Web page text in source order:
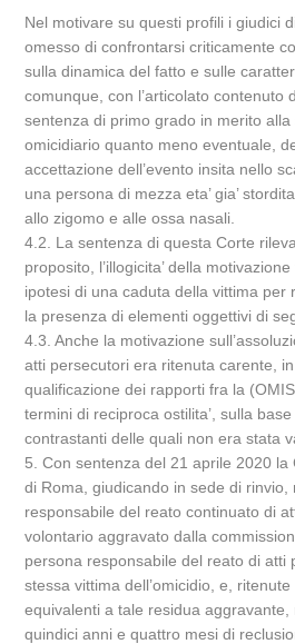
Nel motivare su questi profili i giudici
omesso di confrontarsi criticamente
sulla dinamica del fatto e sulle
comunque, con l’articolato contenuto
sentenza di primo grado in merito
omicidiario quanto meno eventuale,
accettazione dell’evento insita nello
una persona di mezza eta’ gia’
allo zigomo e alle ossa nasali.
4.2. La sentenza di questa Corte
proposito, l’illogicita’ della
ipotesi di una caduta della vittima per
la presenza di elementi oggettivi di
4.3. Anche la motivazione
atti persecutori era ritenuta carente,
qualificazione dei rapporti fra la
termini di reciproca ostilita’, sulla
contrastanti delle quali non era stata
5. Con sentenza del 21 aprile 2020 la
di Roma, giudicando in sede di rinvio,
responsabile del reato continuato di
volontario aggravato dalla
persona responsabile del reato di atti
stessa vittima dell’omicidio, e,
equivalenti a tale residua
quindici anni e quattro mesi di